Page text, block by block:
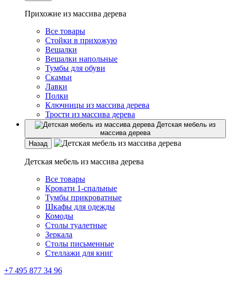
Прихожие из массива дерева
Все товары
Стойки в прихожую
Вешалки
Вешалки напольные
Тумбы для обуви
Скамьи
Лавки
Полки
Ключницы из массива дерева
Трости из массива дерева
Детская мебель из
массива дерева
Назад
Детская мебель из массива дерева
Все товары
Кровати 1-спальные
Тумбы прикроватные
Шкафы для одежды
Комоды
Столы туалетные
Зеркала
Столы письменные
Стеллажи для книг
+7 495 877 34 96